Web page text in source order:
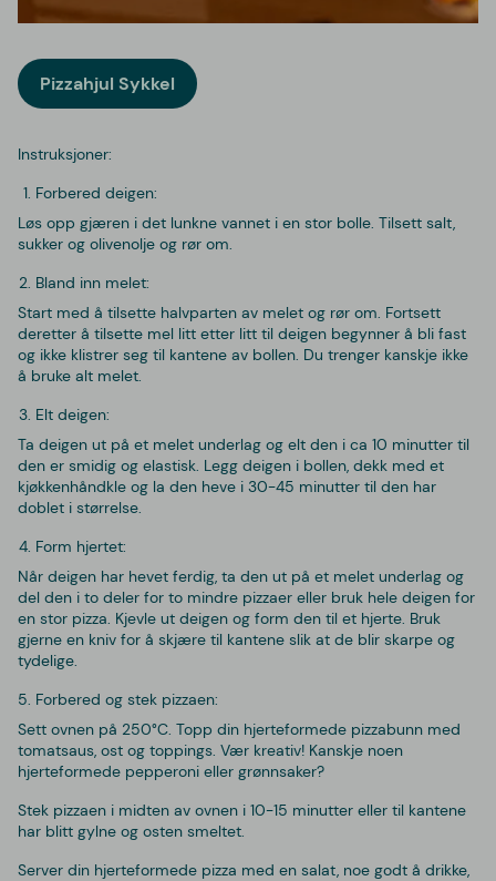
Pizzahjul Sykkel
Instruksjoner:
Forbered deigen:
Løs opp gjæren i det lunkne vannet i en stor bolle. Tilsett salt,
sukker og olivenolje og rør om.
Bland inn melet:
Start med å tilsette halvparten av melet og rør om. Fortsett
deretter å tilsette mel litt etter litt til deigen begynner å bli fast
og ikke klistrer seg til kantene av bollen. Du trenger kanskje ikke
å bruke alt melet.
Elt deigen:
Ta deigen ut på et melet underlag og elt den i ca 10 minutter til
den er smidig og elastisk. Legg deigen i bollen, dekk med et
kjøkkenhåndkle og la den heve i 30-45 minutter til den har
doblet i størrelse.
Form hjertet:
Når deigen har hevet ferdig, ta den ut på et melet underlag og
del den i to deler for to mindre pizzaer eller bruk hele deigen for
en stor pizza. Kjevle ut deigen og form den til et hjerte. Bruk
gjerne en kniv for å skjære til kantene slik at de blir skarpe og
tydelige.
Forbered og stek pizzaen:
Sett ovnen på 250°C. Topp din hjerteformede pizzabunn med
tomatsaus, ost og toppings. Vær kreativ! Kanskje noen
hjerteformede pepperoni eller grønnsaker?
Stek pizzaen i midten av ovnen i 10-15 minutter eller til kantene
har blitt gylne og osten smeltet.
Server din hjerteformede pizza med en salat, noe godt å drikke,